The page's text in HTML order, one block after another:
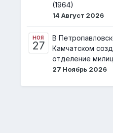
(1964)
14 Август 2026
НОЯ
27
В
Камчатском
отделение
27 Ноябрь 2026